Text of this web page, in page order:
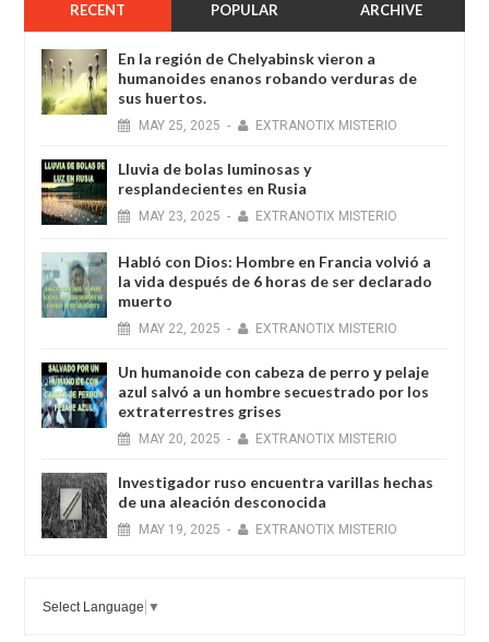
RECENT POPULAR ARCHIVE
En la región de Chelyabinsk vieron a
humanoides enanos robando verduras de
sus huertos.
MAY 25, 2025 - EXTRANOTIX MISTERIO
Lluvia de bolas luminosas y
resplandecientes en Rusia
MAY 23, 2025 - EXTRANOTIX MISTERIO
Habló con Dios: Hombre en Francia volvió a
la vida después de 6 horas de ser declarado
muerto
MAY 22, 2025 - EXTRANOTIX MISTERIO
Un humanoide con cabeza de perro у pelaje
azul salvó a un hombre secuestrado por los
extraterrestres grises
MAY 20, 2025 - EXTRANOTIX MISTERIO
Investigador ruso encuentra varillas hechas
de una aleación desconocida
MAY 19, 2025 - EXTRANOTIX MISTERIO
Select Language ▼